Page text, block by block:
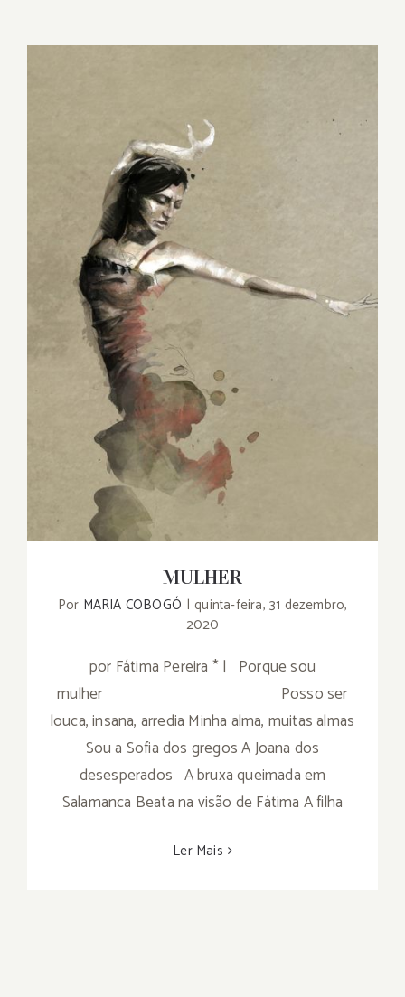
MULHER
Por MARIA COBOGÓ | quinta-feira, 31 dezembro,
2020
por Fátima Pereira * | Porque sou
mulher Posso ser
louca, insana, arredia Minha alma, muitas almas
Sou a Sofia dos gregos A Joana dos
desesperados A bruxa queimada em
Salamanca Beata na visão de Fátima A filha
Ler Mais